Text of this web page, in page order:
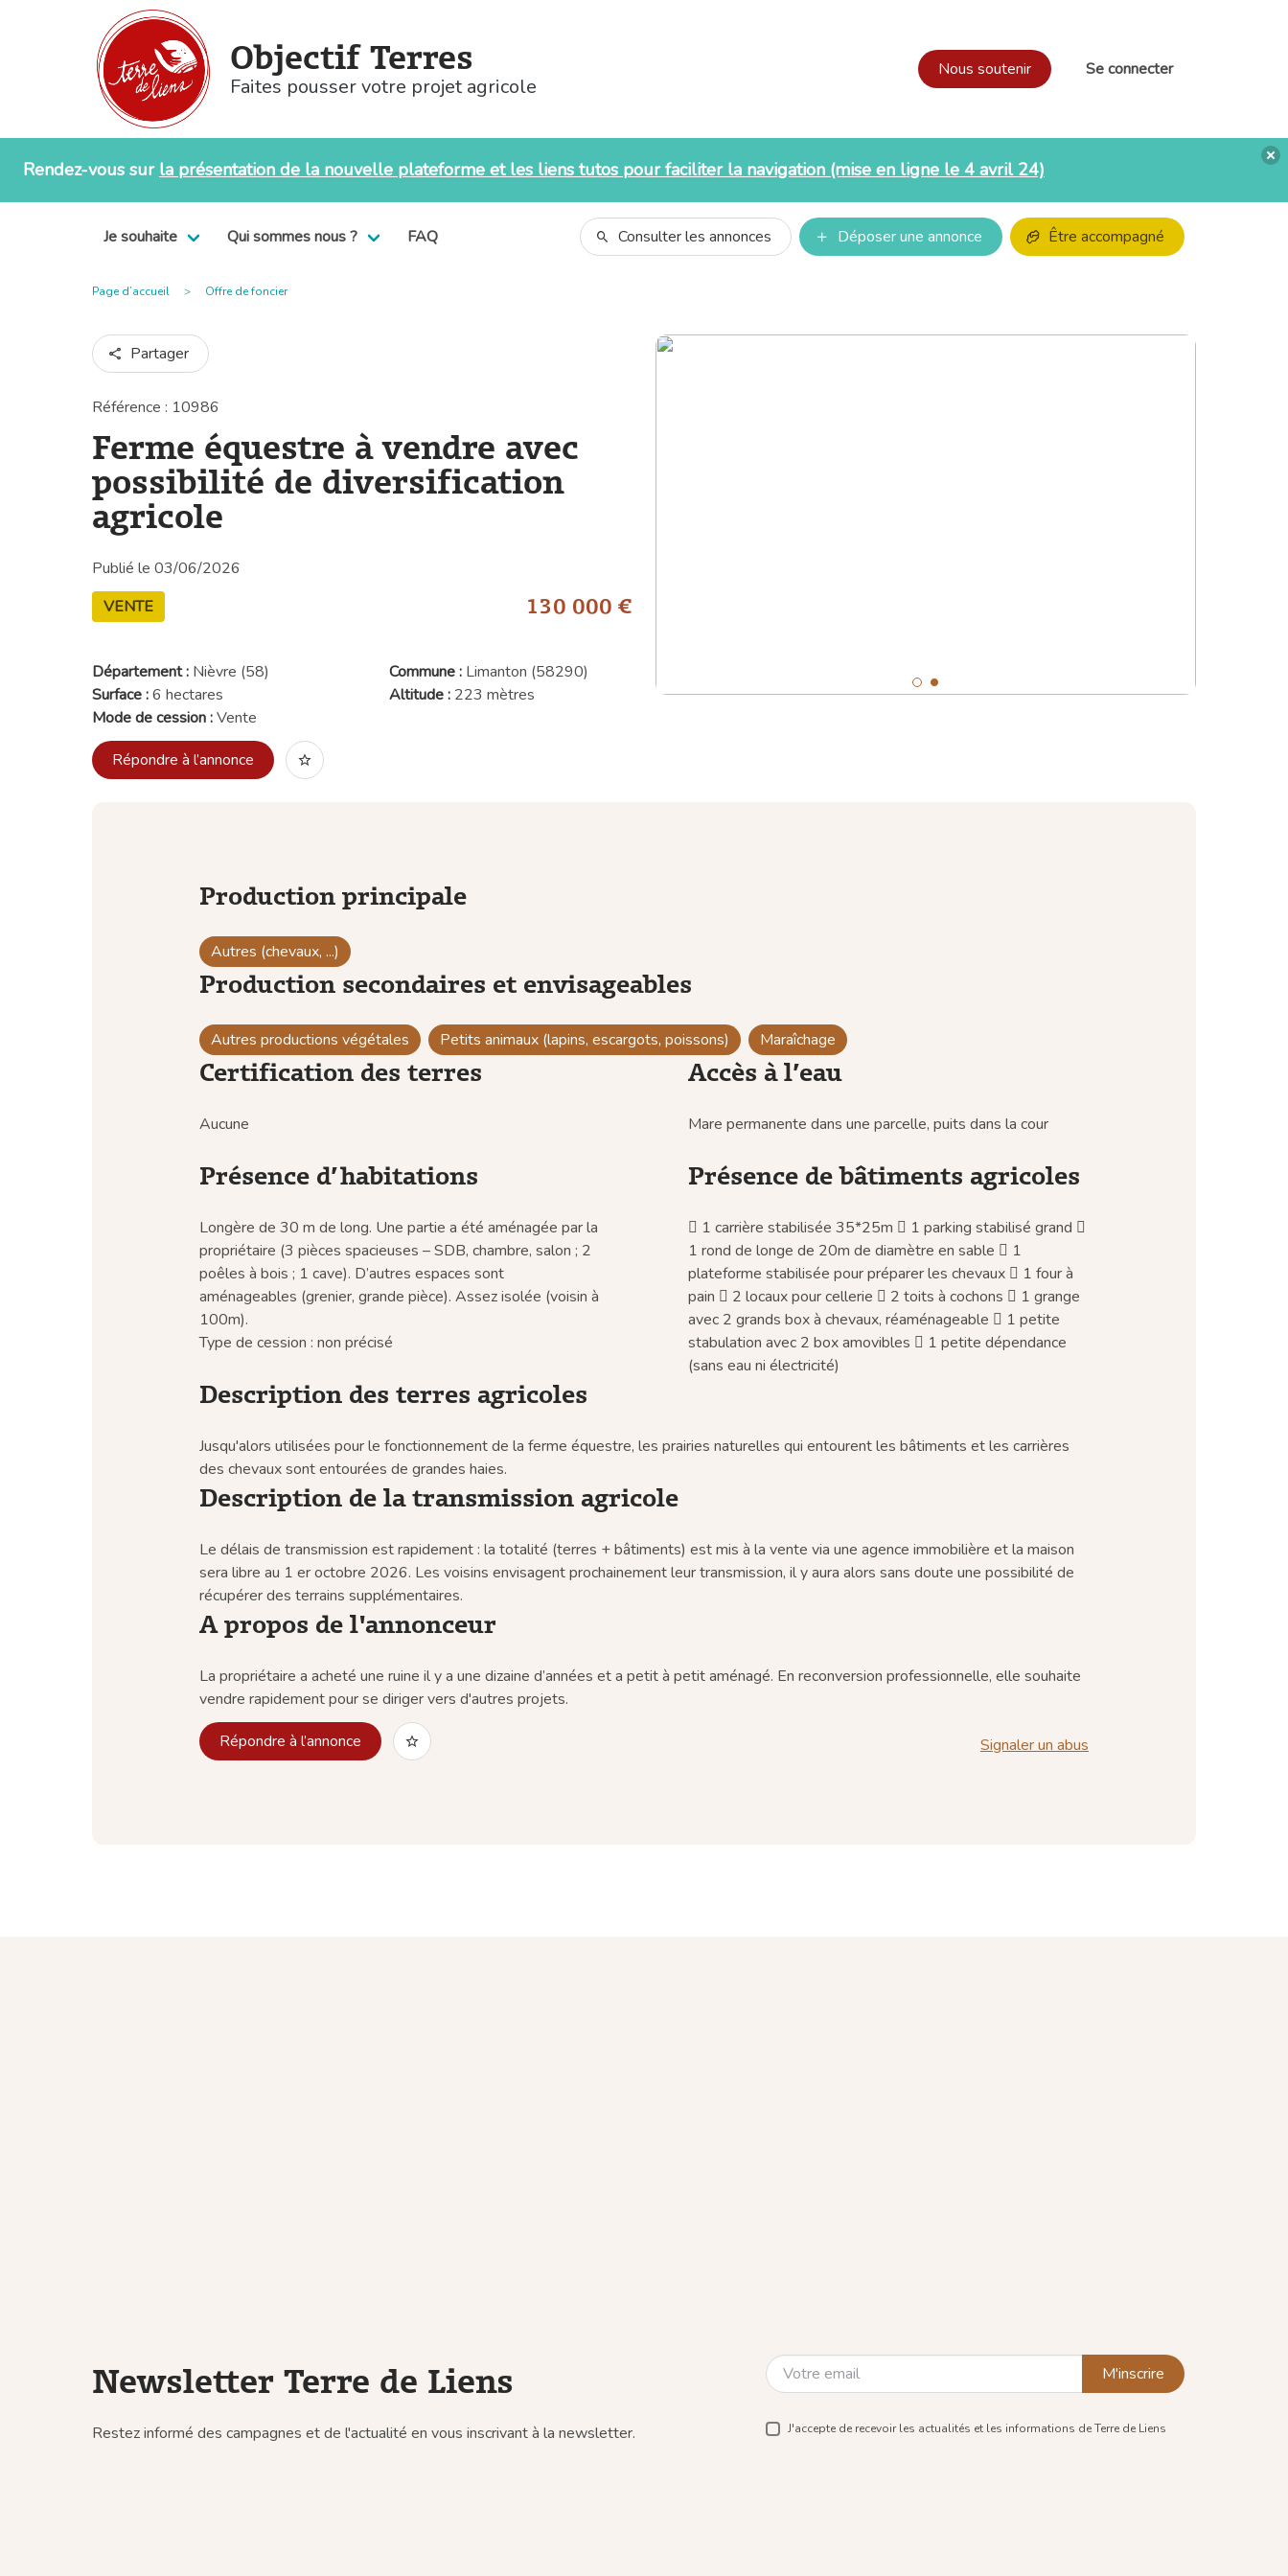
Objectif Terres
Faites pousser votre projet agricole
Nous soutenir Se connecter
Rendez-vous sur la présentation de la nouvelle plateforme et les liens tutos pour faciliter la navigation (mise en ligne le 4 avril 24)
Je souhaite Qui sommes nous ? FAQ Consulter les annonces Déposer une annonce Être accompagné
Page d’accueil Offre de foncier
Partager
Référence : 10986
Ferme équestre à vendre avec
possibilité de diversification
agricole
Publié le 03/06/2026
VENTE
130 000 €
Département : Nièvre (58) Commune : Limanton (58290)
Surface :6 hectares Altitude : 223 mètres
Mode de cession :Vente
Répondre à l’annonce
Production principale
Autres (chevaux, ...)
Production secondaires et envisageables
Autres productions végétales Petits animaux (lapins, escargots, poissons) Maraîchage
Certification des terres
Aucune
Accès à l’eau
Mare permanente dans une parcelle, puits dans la cour
Présence d’habitations
Longère de 30 m de long. Une partie a été aménagée par la
propriétaire (3 pièces spacieuses – SDB, chambre, salon ; 2
poêles à bois ; 1 cave). D’autres espaces sont
aménageables (grenier, grande pièce). Assez isolée (voisin à
100m).
Type de cession : non précisé
Présence de bâtiments agricoles
 1 carrière stabilisée 35*25m  1 parking stabilisé grand 
1 rond de longe de 20m de diamètre en sable  1
plateforme stabilisée pour préparer les chevaux  1 four à
pain  2 locaux pour cellerie  2 toits à cochons  1 grange
avec 2 grands box à chevaux, réaménageable  1 petite
stabulation avec 2 box amovibles  1 petite dépendance
(sans eau ni électricité)
Description des terres agricoles
Jusqu'alors utilisées pour le fonctionnement de la ferme équestre, les prairies naturelles qui entourent les bâtiments et les carrières
des chevaux sont entourées de grandes haies.
Description de la transmission agricole
Le délais de transmission est rapidement : la totalité (terres + bâtiments) est mis à la vente via une agence immobilière et la maison
sera libre au 1 er octobre 2026. Les voisins envisagent prochainement leur transmission, il y aura alors sans doute une possibilité de
récupérer des terrains supplémentaires.
A propos de l'annonceur
La propriétaire a acheté une ruine il y a une dizaine d’années et a petit à petit aménagé. En reconversion professionnelle, elle souhaite
vendre rapidement pour se diriger vers d'autres projets.
Répondre à l’annonce
Signaler un abus
Newsletter Terre de Liens
Restez informé des campagnes et de l'actualité en vous inscrivant à la newsletter.
M'inscrire
J'accepte de recevoir les actualités et les informations de Terre de Liens